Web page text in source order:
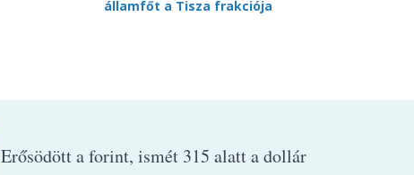
államfőt a Tisza frakciója
Erősödött a forint, ismét 315 alatt a dollár